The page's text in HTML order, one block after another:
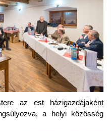
az est házigazdájaként
a helyi közösség